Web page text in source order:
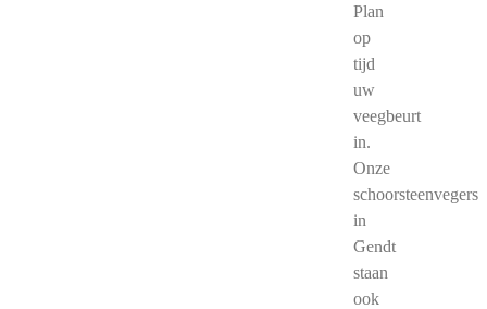
Plan
op
tijd
uw
veegbeurt
in.
Onze
schoorsteenvegers
in
Gendt
staan
ook